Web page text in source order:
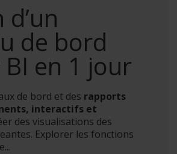
de bord
en 1 jour
de bord et des rapports
interactifs et
des visualisations des
Explorer les fonctions